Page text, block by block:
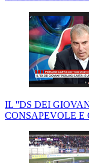
IL ''DS DEI
CONSAPEVOLE E